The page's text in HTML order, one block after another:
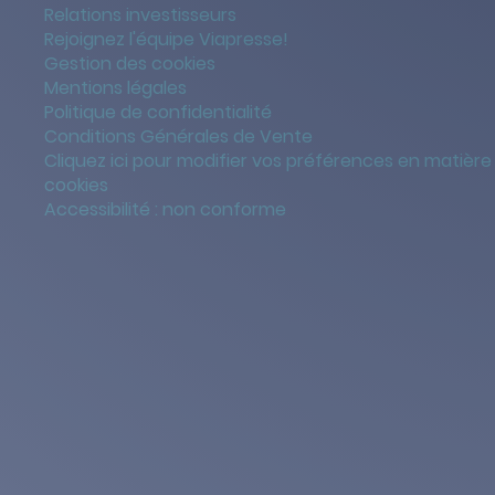
Relations investisseurs
Rejoignez l'équipe Viapresse!
Gestion des cookies
Mentions légales
Politique de confidentialité
Conditions Générales de Vente
Cliquez ici pour modifier vos préférences en
cookies
Accessibilité : non conforme